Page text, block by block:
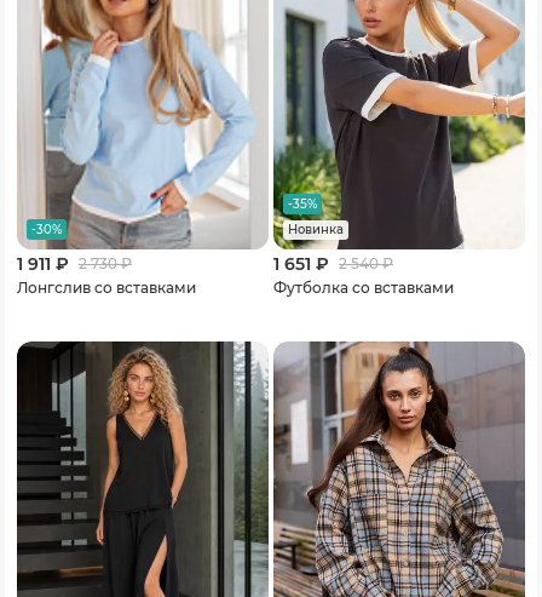
-30%
1 911 ₽ 2 730₽
Лонгслив со вставками
-35%
Новинка
1 651 ₽ 2 540₽
Футболка со вставками